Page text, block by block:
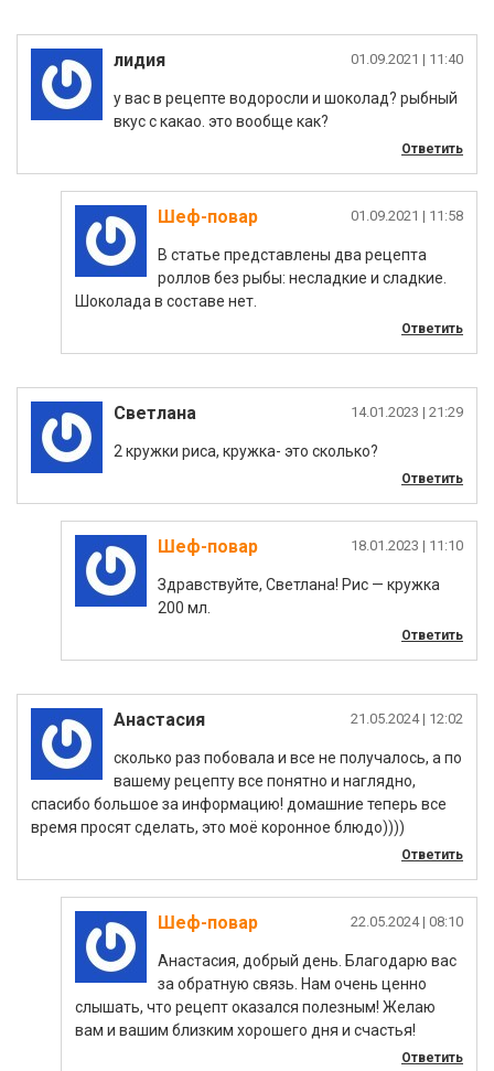
лидия |
у вас в рецепте водоросли и шоколад? рыбный
вкус с какао. это вообще как?
Ответить
Шеф-повар |
В статье представлены два рецепта
роллов без рыбы: несладкие и сладкие.
Шоколада в составе нет.
Ответить
Светлана |
2 кружки риса, кружка- это сколько?
Ответить
Шеф-повар |
Здравствуйте, Светлана! Рис — кружка
200 мл.
Ответить
Анастасия |
сколько раз побовала и все не получалось, а по
вашему рецепту все понятно и наглядно,
спасибо большое за информацию! домашние теперь все
время просят сделать, это моё коронное блюдо))))
Ответить
Шеф-повар |
Анастасия, добрый день. Благодарю вас
за обратную связь. Нам очень ценно
слышать, что рецепт оказался полезным! Желаю
вам и вашим близким хорошего дня и счастья!
Ответить